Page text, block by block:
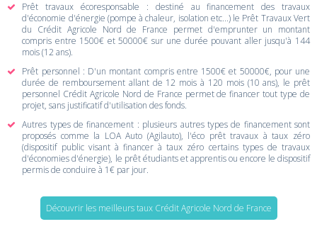
Prêt travaux écoresponsable : destiné au financement des travaux
d'économie d'énergie (pompe à chaleur, isolation etc...) le Prêt Travaux Vert
du Crédit Agricole Nord de France permet d'emprunter un montant
compris entre 1500€ et 50000€ sur une durée pouvant aller jusqu'à 144
mois (12 ans).
Prêt personnel : D'un montant compris entre 1500€ et 50000€, pour une
durée de remboursement allant de 12 mois à 120 mois (10 ans), le prêt
personnel Crédit Agricole Nord de France permet de financer tout type de
projet, sans justificatif d'utilisation des fonds.
Autres types de financement : plusieurs autres types de financement sont
proposés comme la LOA Auto (Agilauto), l'éco prêt travaux à taux zéro
(dispositif public visant à financer à taux zéro certains types de travaux
d'économies d'énergie), le prêt étudiants et apprentis ou encore le dispositif
permis de conduire à 1€ par jour.
Découvrir les meilleurs taux Crédit Agricole Nord de France